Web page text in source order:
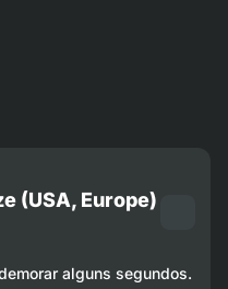
(USA, Europe)
alguns segundos.